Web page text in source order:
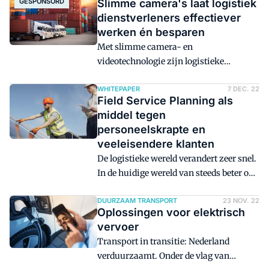
Slimme camera's laat logistiek
dienstverleners effectiever
werken én besparen
Met slimme camera- en
videotechnologie zijn logistieke
maken. Hoe? Dahua zet het hier op een
rij ...
WHITEPAPER 7 DEC. 22
Field Service Planning als
middel tegen
personeelskrapte en
veeleisendere klanten
De logistieke wereld verandert zeer snel.
In de huidige wereld van steeds beter op
klanten en personeelsschaarste, neemt
het belang van softwarematige
ondersteuning voor planners toe.
Bedrijven met honderd mensen of groter
kijken steeds nadrukkelijker naar de
DUURZAAM TRANSPORT 23 NOV. 22
Oplossingen voor elektrisch
vervoer
Transport in transitie: Nederland
verduurzaamt. Onder de vlag van